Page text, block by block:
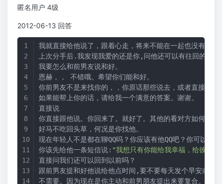
匿名用户 4级
2012-06-13 回答
我就直接给他说了，跟着心走，将来不能在一起也没有遗憾
上次分手后.我发现我爱的还是你,问他还可以有往回的余地
我要怎么和前男友说和好。
恩赫，， 不错哦。希望你们能和好。
你前男友不是来找你的，，你原话那些说去，或者直接说
如果能帮上你的话，请给我一个满意的答案。谢谢。
直接说
你直接跟他说。你回来了。就好了。其他的看对方如何回应
好马不吃回头草，何况是你找他。
现在年轻人不是都在聊QQ吗？你应该有他QQ吧？你可以
你该先给他一条短信说: "我想只有你能给我幸福，给彼此
直接问我们还可以回到以前吗？
跟前男友提和好他说给他点时间,要不要每天发个早安或者
不需要。因为现在是你主动和前男朋友提出来要复合。本